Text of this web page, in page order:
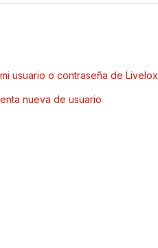
usuario o contraseña de Livelox
nueva de usuario